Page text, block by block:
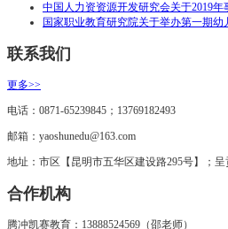
中国人力资资源开发研究会关于2019
国家职业教育研究院关于举办第一期
联系我们
更多>>
电话：0871-65239845；13769182493
邮箱：yaoshunedu@163.com
地址：市区【昆明市五华区建设路295号】；呈
合作机构
腾冲凯赛教育：13888524569（邵老师）